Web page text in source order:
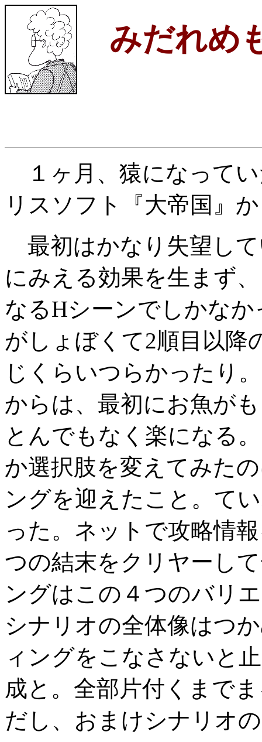
みだれめ
１ヶ月、猿になって
リスソフト『大帝国』
最初はかなり失望し
にみえる効果を生まず
なるHシーンでしかな
がしょぼくて2順目以降
じくらいつらかったり
からは、最初にお魚が
とんでもなく楽になる
か選択肢を変えてみた
ングを迎えたこと。て
った。ネットで攻略情
つの結末をクリヤーし
ングはこの４つのバリ
シナリオの全体像はつ
ィングをこなさないと
成と。全部片付くまで
だし、おまけシナリオ